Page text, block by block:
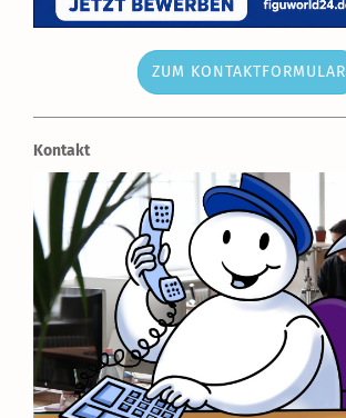
ZUM KONTAKTFORMULAR
Kontakt